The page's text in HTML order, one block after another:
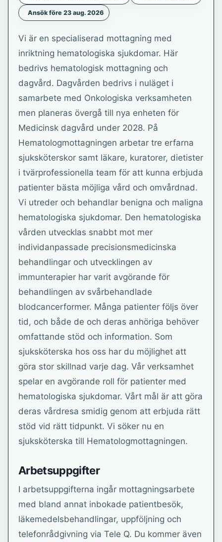
Ansök före 23 aug. 2026
Vi är en specialiserad mottagning med
inriktning hematologiska sjukdomar. Här
bedrivs hematologisk mottagning och
dagvård. Dagvården bedrivs i nuläget i
samarbete med Onkologiska verksamheten
men planeras övergå till nya enheten för
Medicinsk dagvård under 2028. På
Hematologmottagningen arbetar tre erfarna
sjuksköterskor samt läkare, kuratorer, dietister
i tvärprofessionella team för att kunna erbjuda
patienter bästa möjliga vård och omvårdnad.
Vi utreder och behandlar benigna och maligna
hematologiska sjukdomar. Den hematologiska
vården utvecklas snabbt mot mer
individanpassade precisionsmedicinska
behandlingar och utvecklingen av
immunterapier har varit avgörande för
behandlingen av svårbehandlade
blodcancerformer. Många patienter följs över
tid, och både de och deras anhöriga behöver
omfattande stöd och information. Som
sjuksköterska hos oss har du möjlighet att
göra stor skillnad varje dag. Vår verksamhet
spelar en avgörande roll för patienter med
hematologiska sjukdomar. Vårt mål är att göra
deras vårdresa smidig genom att erbjuda rätt
stöd vid rätt tidpunkt. Vi söker nu en
sjuksköterska till Hematologmottagningen.
Arbetsuppgifter
I arbetsuppgifterna ingår mottagningsarbete
med bland annat inbokade patientbesök,
läkemedelsbehandlingar, uppföljning och
telefonrådgivning via Tele Q. Du kommer även